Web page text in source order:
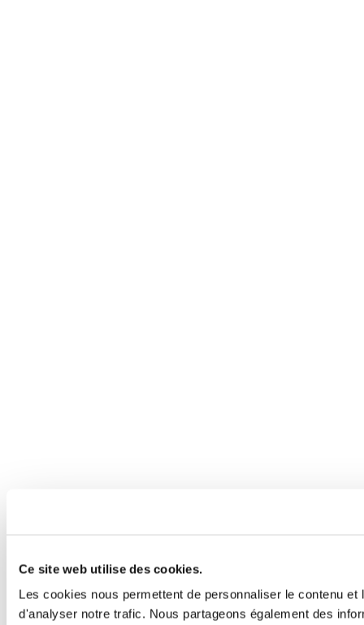
Ce site web utilise des cookies.
Les cookies nous permettent de personnaliser le contenu
d'analyser notre trafic. Nous partageons également des